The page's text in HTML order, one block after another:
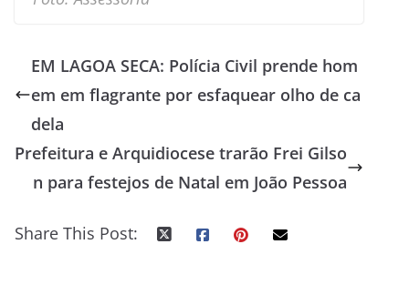
EM LAGOA SECA: Polícia Civil prende hom
em em flagrante por esfaquear olho de ca
dela
Prefeitura e Arquidiocese trarão Frei Gilso
n para festejos de Natal em João Pessoa
Share This Post: